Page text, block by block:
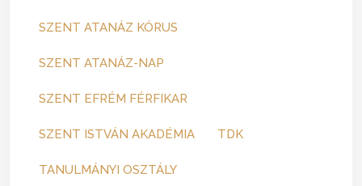
SZENT ATANÁZ KÓRUS
SZENT ATANÁZ-NAP
SZENT EFRÉM FÉRFIKAR
SZENT ISTVÁN AKADÉMIA TDK
TANULMÁNYI OSZTÁLY